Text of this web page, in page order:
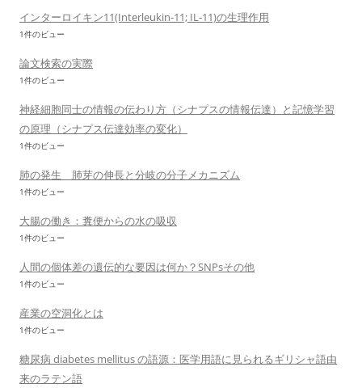
インターロイキン11(Interleukin-11; IL-11)の生理作用
1件のビュー
論文検索の実際
1件のビュー
神経細胞同士の情報の伝わり方（シナプスの情報伝達）と記憶学習
の原理（シナプス伝達効率の変化）
1件のビュー
肺の発生 肺芽の伸長と分岐の分子メカニズム
1件のビュー
大腸の働き：糞便からの水の吸収
1件のビュー
人間の個体差の遺伝的な要因は何か？SNPsその他
1件のビュー
産業の空洞化とは
1件のビュー
糖尿病 diabetes mellitus の語源：医学用語に見られるギリシャ語由
来のラテン語